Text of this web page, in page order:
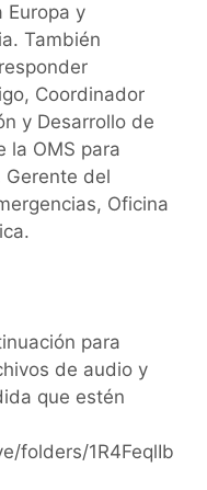
Europa y
También
Coordinador
y Desarrollo de
la OMS para
Gerente del
Oficina
para
de audio y
que estén
folders/1R4FeqlIb